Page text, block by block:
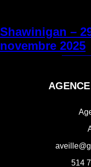
Shawinigan –
novembre 2025
de
←
514